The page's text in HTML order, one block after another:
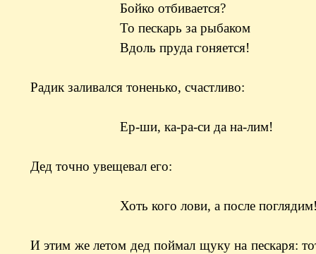
Бойко отбивается?
То пескарь за рыбаком
Вдоль пруда гоняется!
Радик заливался тоненько, счастливо:
Ер-ши, ка-ра-си да на-лим!
Дед точно увещевал его:
Хоть кого лови, а после
И этим же летом дед поймал щуку на пескаря: